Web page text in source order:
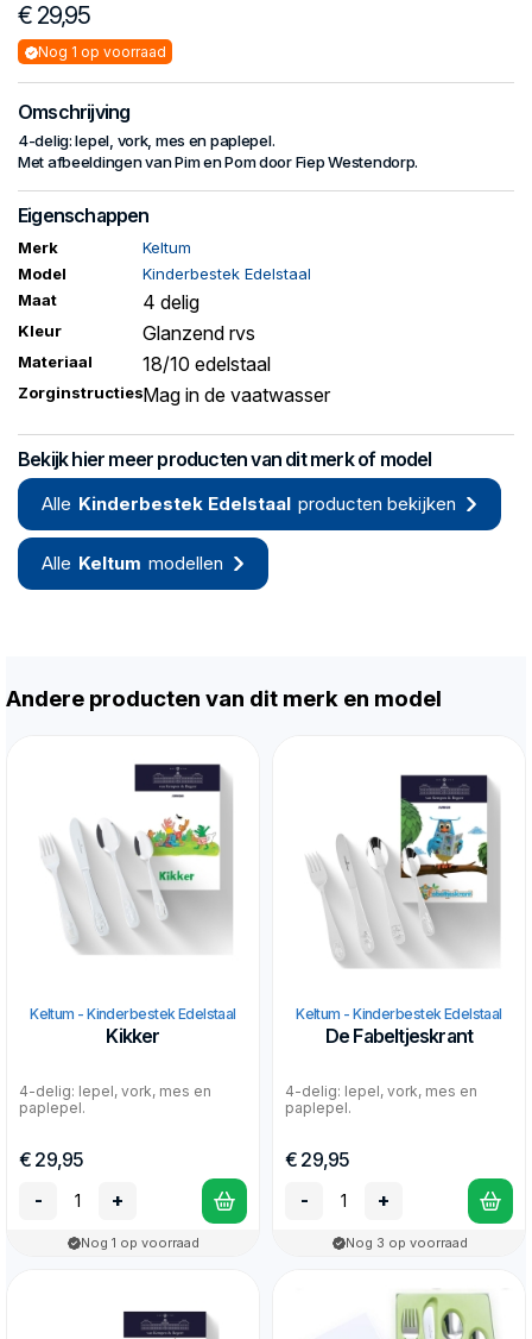
€ 29,95
Nog 1 op voorraad
Omschrijving
4-delig: lepel, vork, mes en paplepel.
Met afbeeldingen van Pim en Pom door Fiep Westendorp.
Eigenschappen
Merk
Keltum
Model
Kinderbestek Edelstaal
Maat
4 delig
Kleur Glanzend rvs
Materiaal 18/10 edelstaal
ZorginstructiesMag in de vaatwasser
Bekijk hier meer producten van dit merk of model
Alle Kinderbestek Edelstaal producten bekijken
Alle Keltum modellen
Andere producten van dit merk en model
Keltum - Kinderbestek Edelstaal
Kikker
4-delig: lepel, vork, mes en
paplepel.
€ 29,95
-
+
Nog 1 op voorraad
Keltum - Kinderbestek Edelstaal
De Fabeltjeskrant
4-delig: lepel, vork, mes en
paplepel.
€ 29,95
-
+
Nog 3 op voorraad